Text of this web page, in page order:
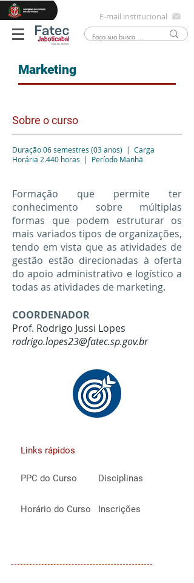
E-mail institucional
Marketing
Sobre o curso
Duração 06 semestres (03 anos) | Carga
Horária 2.440 horas | Período Manhã
Formação que permite ter
conhecimento sobre múltiplas
formas que podem estruturar os
mais variados tipos de organizações,
tendo em vista que as atividades de
gestão estão direcionadas à oferta
do apoio administrativo e logístico a
todas as atividades de marketing.
COORDENADOR
Prof. Rodrigo Jussi Lopes
rodrigo.lopes23@fatec.sp.gov.br
PPC do Curso Disciplinas
Horário do Curso
Links rápidos
Inscrições